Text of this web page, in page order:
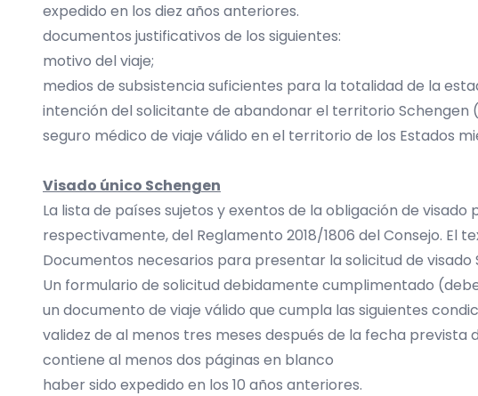
expedido en los diez años anteriores.
documentos justificativos de los siguientes:
motivo del viaje;
medios de subsistencia suficientes para la totalidad de la
intención del solicitante de abandonar el territorio Schengen
seguro médico de viaje válido en el territorio de los Estados
Visado único Schengen
La lista de países sujetos y exentos de la obligación de
respectivamente, del Reglamento 2018/1806 del Consejo. El
Documentos necesarios para presentar la solicitud de visado
Un formulario de solicitud debidamente cumplimentado
un documento de viaje válido que cumpla las siguientes
validez de al menos tres meses después de la fecha prevista
contiene al menos dos páginas en blanco
haber sido expedido en los 10 años anteriores.